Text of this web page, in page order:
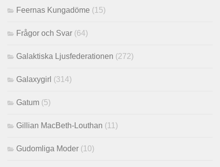
Feernas Kungadöme (15)
Frågor och Svar (64)
Galaktiska Ljusfederationen (272)
Galaxygirl (314)
Gatum (5)
Gillian MacBeth-Louthan (11)
Gudomliga Moder (10)